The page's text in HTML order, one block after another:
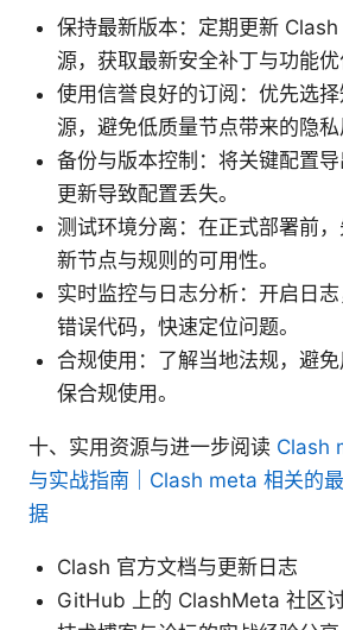
保持最新版本：定期更新 Clash
源，获取最新安全补丁与功能优
使用信誉良好的订阅：优先选
源，避免低质量节点带来的隐私
备份与版本控制：将关键配置
更新导致配置丢失。
测试环境分离：在正式部署前
新节点与规则的可用性。
实时监控与日志分析：开启日
错误代码，快速定位问题。
合规使用：了解当地法规，避
保合规使用。
十、实用资源与进一步阅读 Clash
与实战指南｜Clash meta 相关的
据
Clash 官方文档与更新日志
GitHub 上的 ClashMeta 社区